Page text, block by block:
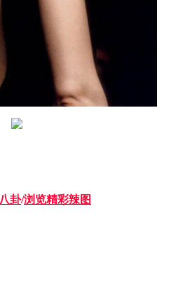
卦/浏览精彩辣图